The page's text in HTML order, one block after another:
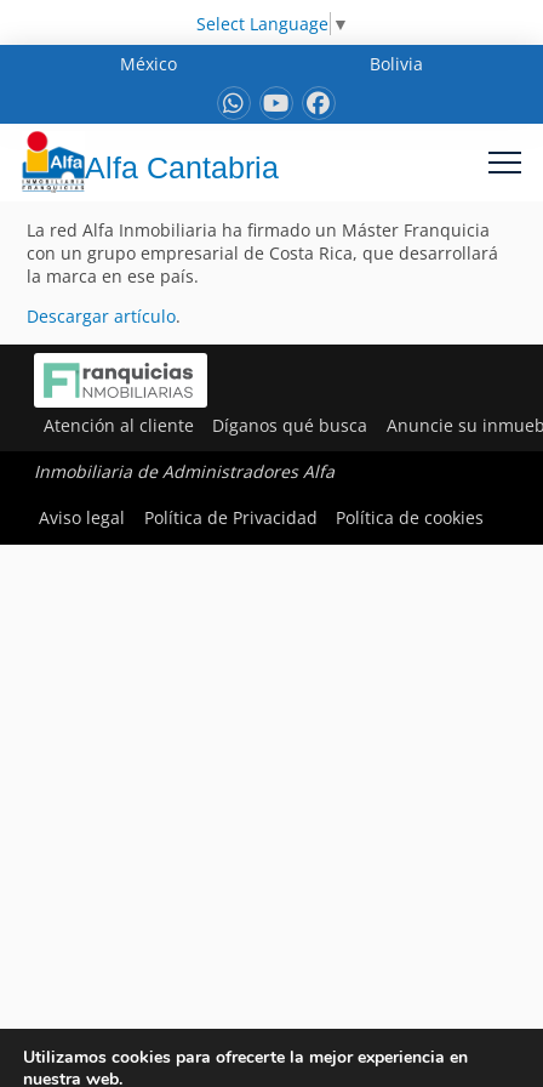
Select Language ▼
México
Bolivia
Alfa Cantabria
La red Alfa Inmobiliaria ha firmado un Máster Franquicia
con un grupo empresarial de Costa Rica, que desarrollará
la marca en ese país.
Descargar artículo.
Atención al cliente Díganos qué busca Anuncie su
Inmobiliaria de Administradores Alfa
Aviso legal
Política de Privacidad Política de cookies
Utilizamos cookies para ofrecerte la mejor experiencia en
nuestra web.